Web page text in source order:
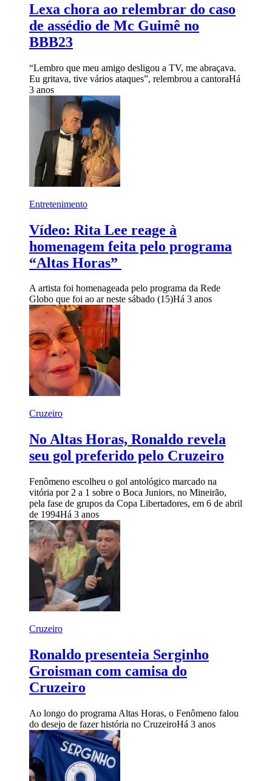
Lexa chora ao relembrar do caso
de assédio de Mc Guimê no
BBB23
“Lembro que meu amigo desligou a TV, me abraçava.
Eu gritava, tive vários ataques”, relembrou a cantoraHá
3 anos
Entretenimento
Vídeo: Rita Lee reage à
homenagem feita pelo programa
“Altas Horas”
A artista foi homenageada pelo programa da Rede
Globo que foi ao ar neste sábado (15)Há 3 anos
Cruzeiro
No Altas Horas, Ronaldo revela
seu gol preferido pelo Cruzeiro
Fenômeno escolheu o gol antológico marcado na
vitória por 2 a 1 sobre o Boca Juniors, no Mineirão,
pela fase de grupos da Copa Libertadores, em 6 de abril
de 1994Há 3 anos
Cruzeiro
Ronaldo presenteia Serginho
Groisman com camisa do
Cruzeiro
Ao longo do programa Altas Horas, o Fenômeno falou
do desejo de fazer história no CruzeiroHá 3 anos